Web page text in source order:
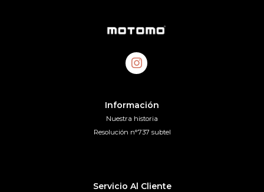
Información
Nuestra historia
Resolución n°737 subtel
Servicio Al Cliente